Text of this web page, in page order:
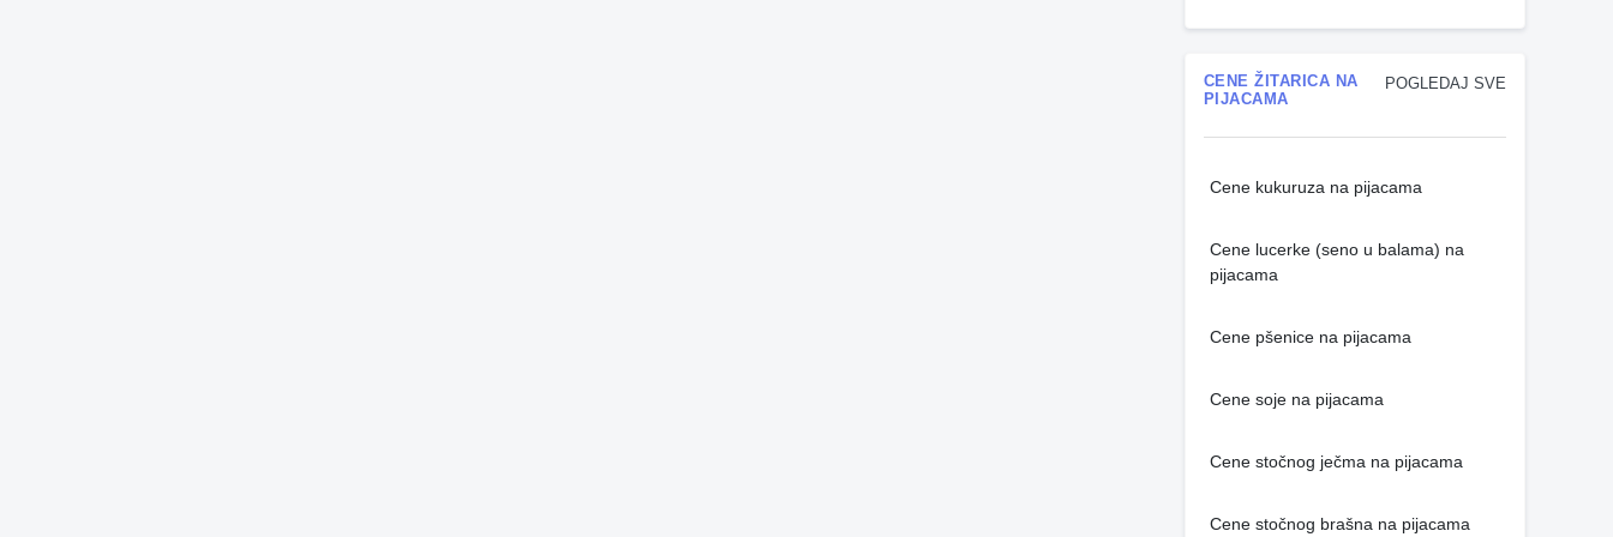
POGLEDAJ SVE
CENE ŽITARICA NA
PIJACAMA
Cene kukuruza na pijacama
Cene lucerke (seno u balama) na
pijacama
Cene pšenice na pijacama
Cene soje na pijacama
Cene stočnog ječma na pijacama
Cene stočnog brašna na pijacama